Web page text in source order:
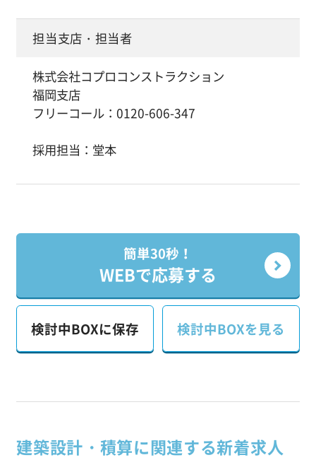
担当支店・担当者
株式会社コプロコンストラクション
福岡支店
フリーコール：0120-606-347
採用担当：堂本
検討中BOXに保存 検討中BOXを見る
簡単30秒！
WEBで応募する
建築設計・積算に関連する新着求人